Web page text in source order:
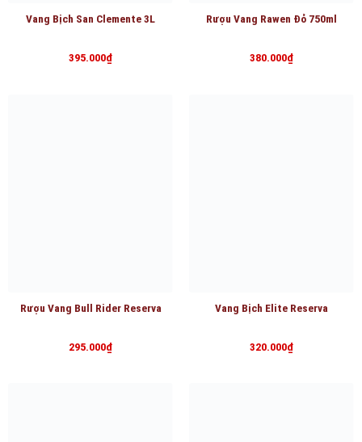
Vang Bịch San Clemente 3L
395.000₫
Rượu Vang Rawen Đỏ 750ml
380.000₫
Rượu Vang Bull Rider Reserva
295.000₫
Vang Bịch Elite Reserva
320.000₫